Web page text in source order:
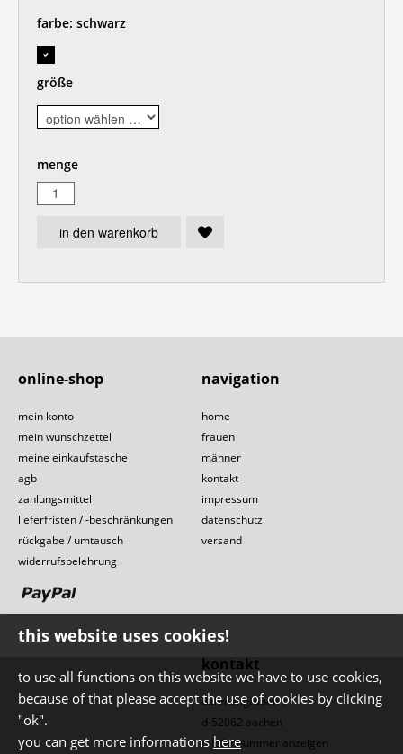
farbe: schwarz
größe
menge
in den warenkorb
navigation
home
frauen
männer
kontakt
impressum
datenschutz
versand
online-shop
mein konto
mein wunschzettel
meine einkaufstasche
agb
zahlungsmittel
lieferfristen / -beschränkungen
rückgabe / umtausch
widerrufsbelehrung
kontakt
dahmengraben 1
d-52062 aachen
telefonnummer anzeigen
this website uses cookies!
to use all functions on this website we have to use cookies,
because of that please accept the use of cookies by clicking
"ok".
you can get more informationshere